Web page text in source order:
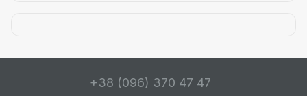
+38 (096) 370 47 47